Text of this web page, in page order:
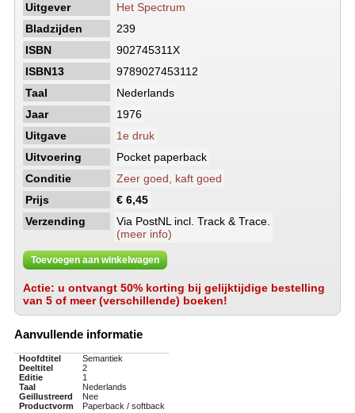
Uitgever
Het Spectrum
Bladzijden
239
ISBN
902745311X
ISBN13
9789027453112
Taal
Nederlands
Jaar
1976
Uitgave
1e druk
Uitvoering
Pocket paperback
Conditie
Zeer goed, kaft goed
Prijs
€ 6,45
Verzending
Via PostNL incl. Track & Trace.
(meer info)
Toevoegen aan winkelwagen
Actie: u ontvangt 50% korting bij gelijktijdige bestelling
van 5 of meer (verschillende) boeken!
Aanvullende informatie
Hoofdtitel
Semantiek
Deeltitel
2
Editie
1
Taal
Nederlands
Geillustreerd
Nee
Productvorm
Paperback / softback